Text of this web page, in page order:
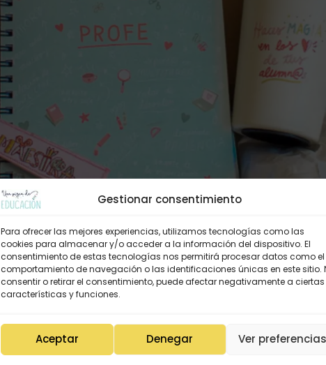
Gestionar consentimiento
Para ofrecer las mejores experiencias, utilizamos tecnologías como las
cookies para almacenar y/o acceder a la información del dispositivo. El
consentimiento de estas tecnologías nos permitirá procesar datos como el
comportamiento de navegación o las identificaciones únicas en este sitio.
consentir o retirar el consentimiento, puede afectar negativamente a ciertas
características y funciones.
Aceptar Denegar Ver